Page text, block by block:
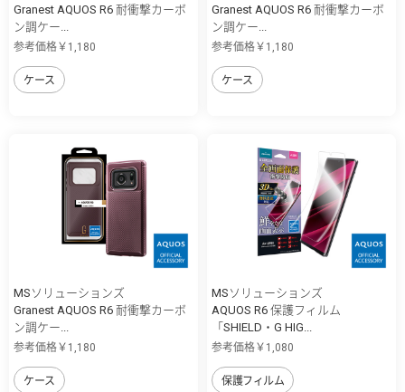
Granest AQUOS R6 耐衝撃カーボ
ン調ケー...
参考価格￥1,180
ケース
Granest AQUOS R6 耐衝撃カーボ
ン調ケー...
参考価格￥1,180
ケース
MSソリューションズ
Granest AQUOS R6 耐衝撃カーボ
ン調ケー...
参考価格￥1,180
ケース
MSソリューションズ
AQUOS R6 保護フィルム
「SHIELD・G HIG...
参考価格￥1,080
保護フィルム